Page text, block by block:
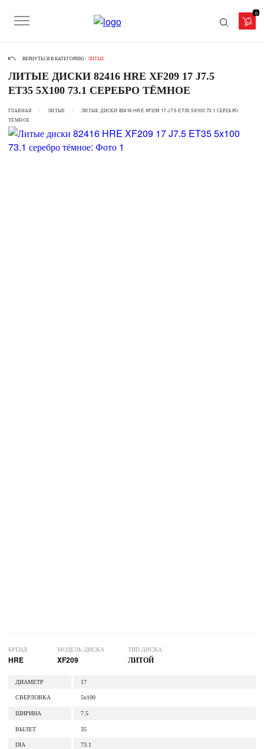
0
ВЕРНУТЬСЯ В КАТЕГОРИЮ - ЛИТЫЕ
ЛИТЫЕ ДИСКИ 82416 HRE XF209 17 J7.5
ET35 5X100 73.1 СЕРЕБРО ТЁМНОЕ
ГЛАВНАЯ ЛИТЫЕ
ЛИТЫЕ ДИСКИ 82416 HRE XF209 17 J7.5 ET35 5X100 73.1 СЕРЕБРО
ТЁМНОЕ
БРЕНД
HRE
МОДЕЛЬ ДИСКА
XF209
ТИП ДИСКА
ЛИТОЙ
ДИАМЕТР 17
СВЕРЛОВКА 5x100
ШИРИНА 7.5
ВЫЛЕТ 35
DIA 73.1